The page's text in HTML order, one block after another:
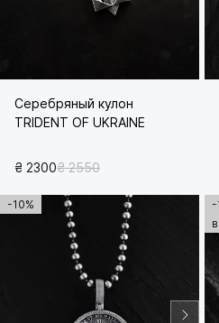
Серебряный кулон
TRIDENT OF UKRAINE
₴ 2300₴ 2550
-10%
-